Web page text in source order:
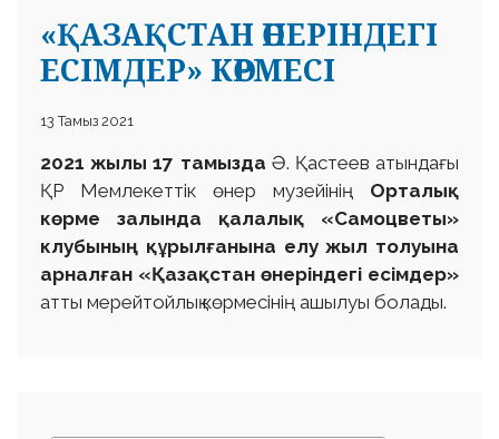
«ҚАЗАҚСТАН ӨНЕРІНДЕГІ
ЕСІМДЕР» КӨРМЕСІ
13 Тамыз 2021
2021 жылы 17 тамызда Ә. Қастеев атындағы
ҚР Мемлекеттік өнер музейінің Орталық
көрме залында қалалық «Самоцветы»
клубының құрылғанына елу жыл толуына
арналған «Қазақстан өнеріндегі есімдер»
атты мерейтойлық көрмесінің ашылуы болады.